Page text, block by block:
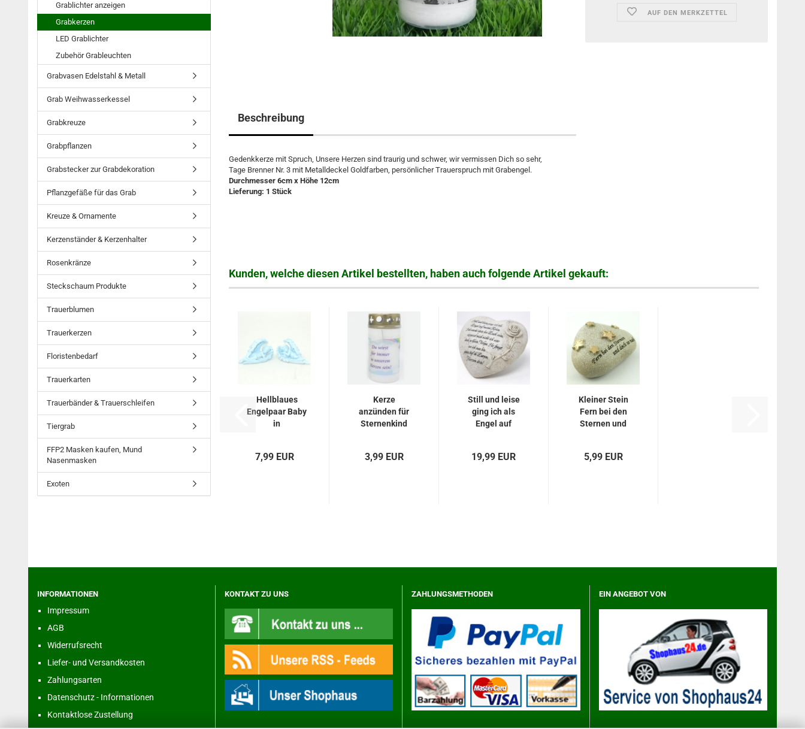
AUF DEN MERKZETTEL
Beschreibung
Gedenkkerze mit Spruch, Unsere Herzen sind traurig und schwer, wir vermissen Dich so sehr,
Tage Brenner Nr. 3 mit Metalldeckel Goldfarben, persönlicher Trauerspruch mit Grabengel.
Durchmesser 6cm x Höhe 12cm
Lieferung: 1 Stück
Kunden, welche diesen Artikel bestellten, haben auch folgende Artikel gekauft:
Hellblaues
Engelpaar Baby
in
7,99 EUR
Kerze
anzünden für
Sternenkind
3,99 EUR
Still und leise
ging ich als
Engel auf
19,99 EUR
Kleiner Stein
Fern bei den
Sternen und
5,99 EUR
Grablichter anzeigen
Grabkerzen
LED Grablichter
Zubehör Grableuchten
Grabvasen Edelstahl & Metall
Grab Weihwasserkessel
Grabkreuze
Grabpflanzen
Grabstecker zur Grabdekoration
Pflanzgefäße für das Grab
Kreuze & Ornamente
Kerzenständer & Kerzenhalter
Rosenkränze
Steckschaum Produkte
Trauerblumen
Trauerkerzen
Floristenbedarf
Trauerkarten
Trauerbänder & Trauerschleifen
Tiergrab
FFP2 Masken kaufen, Mund
Nasenmasken
Exoten
INFORMATIONEN
Impressum
AGB
Widerrufsrecht
Liefer- und Versandkosten
Zahlungsarten
Datenschutz - Informationen
Kontaktlose Zustellung
KONTAKT ZU UNS ZAHLUNGSMETHODEN EIN ANGEBOT VON